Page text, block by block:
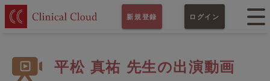
新規登録 ログイン
平松 真祐 先生の出演動画